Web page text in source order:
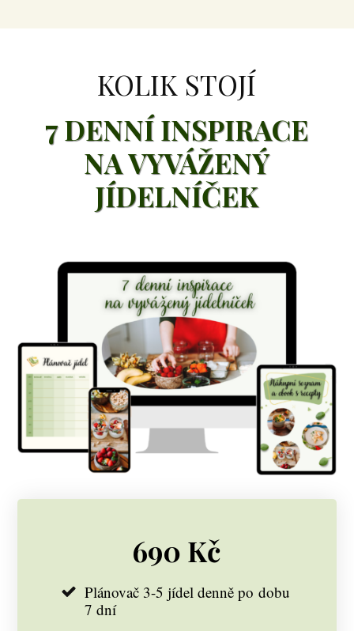
KOLIK STOJÍ
7 DENNÍ INSPIRACE
NA VYVÁŽENÝ
JÍDELNÍČEK
690 Kč
Plánovač 3-5 jídel denně po dobu
7 dní